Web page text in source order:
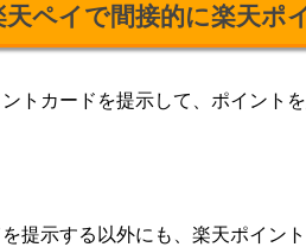
ペイで間接的に楽天ポ
トカードを提示して、ポイント
提示する以外にも、楽天ポイン